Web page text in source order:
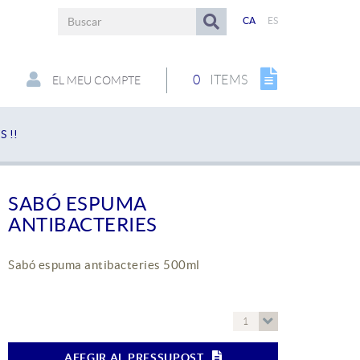
CA ES
0 ITEMS
EL MEU COMPTE
!!
SABÓ ESPUMA
ANTIBACTERIES
Sabó espuma antibacteries 500ml
1